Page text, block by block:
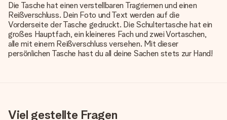
Die Tasche hat einen verstellbaren Tragriemen und einen
Reißverschluss. Dein Foto und Text werden auf die
Vorderseite der Tasche gedruckt. Die Schultertasche hat ein
großes Hauptfach, ein kleineres Fach und zwei Vortaschen,
alle mit einem Reißverschluss versehen. Mit dieser
persönlichen Tasche hast du all deine Sachen stets zur Hand!
Viel gestellte Fragen